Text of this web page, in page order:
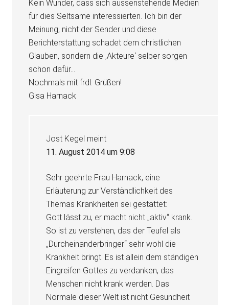
Kein Wunder, dass sich aussenstehende Medien
für dies Seltsame interessierten. Ich bin der
Meinung, nicht der Sender und diese
Berichterstattung schadet dem christlichen
Glauben, sondern die ‚Akteure‘ selber sorgen
schon dafür…
Nochmals mit frdl. Grüßen!
Gisa Harnack
Jost Kegel meint
11. August 2014 um 9:08
Sehr geehrte Frau Harnack, eine
Erläuterung zur Verständlichkeit des
Themas Krankheiten sei gestattet:
Gott lässt zu, er macht nicht „aktiv“ krank.
So ist zu verstehen, das der Teufel als
„Durcheinanderbringer“ sehr wohl die
Krankheit bringt. Es ist allein dem ständigen
Eingreifen Gottes zu verdanken, das
Menschen nicht krank werden. Das
Normale dieser Welt ist nicht Gesundheit